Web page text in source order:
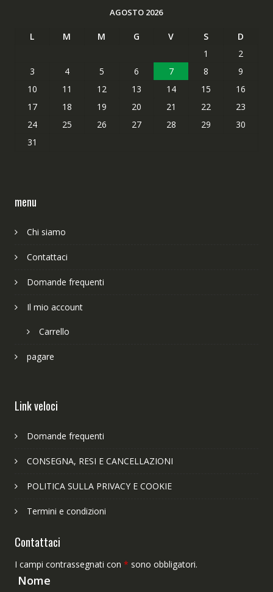
AGOSTO 2026
L M M G V S
D
1
2
3
4 5 6 7 8
9
10
11 12 13 14 15
16
17
18 19 20 21 22
23
24
25 26 27 28 29
30
31
menu
Chi siamo
Contattaci
Domande frequenti
Il mio account
Carrello
pagare
Link veloci
Domande frequenti
CONSEGNA, RESI E CANCELLAZIONI
POLITICA SULLA PRIVACY E COOKIE
Termini e condizioni
Contattaci
I campi contrassegnati con * sono obbligatori.
Nome